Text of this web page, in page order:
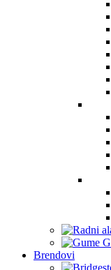
Brendovi